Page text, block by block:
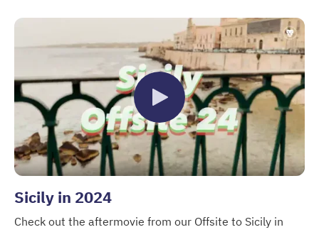
Sicily in 2024
Check out the aftermovie from our Offsite to Sicily in